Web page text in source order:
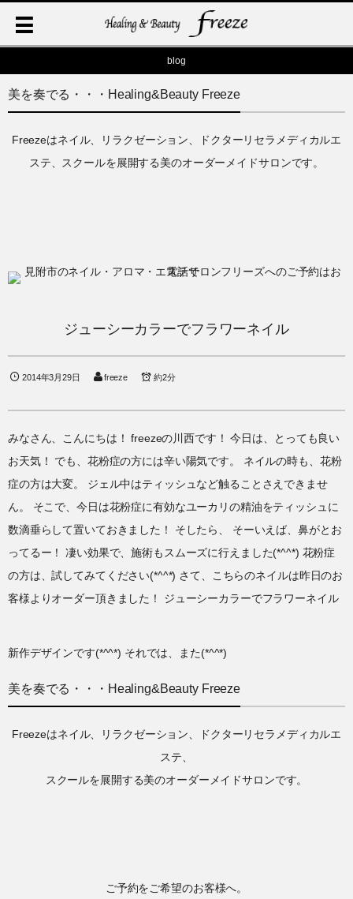
blog
美を奏でる・・・Healing&Beauty Freeze
Freezeはネイル、リラクゼーション、ドクターリセラメディカルエ
ステ、スクールを展開する美のオーダーメイドサロンです。
ジューシーカラーでフラワーネイル
2014年3月29日 freeze 約2分
みなさん、こんにちは！ freezeの川西です！ 今日は、とっても良い
お天気！ でも、花粉症の方には辛い陽気です。 ネイルの時も、花粉
症の方は大変。 ジェル中はティッシュなど触ることさえできませ
ん。 そこで、今日は花粉症に有効なユーカリの精油をティッシュに
数滴垂らして置いておきました！ そしたら、 そーいえば、鼻がとお
ってるー！ 凄い効果で、施術もスムーズに行えました(*^^*) 花粉症
の方は、試してみてください(*^^*) さて、こちらのネイルは昨日のお
客様よりオーダー頂きました！ ジューシーカラーでフラワーネイル
新作デザインです(*^^*) それでは、また(*^^*)
美を奏でる・・・Healing&Beauty Freeze
Freezeはネイル、リラクゼーション、ドクターリセラメディカルエ
ステ、
スクールを展開する美のオーダーメイドサロンです。
ご予約をご希望のお客様へ。